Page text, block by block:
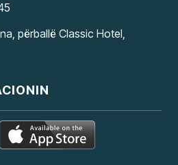
përballë Classic Hotel,